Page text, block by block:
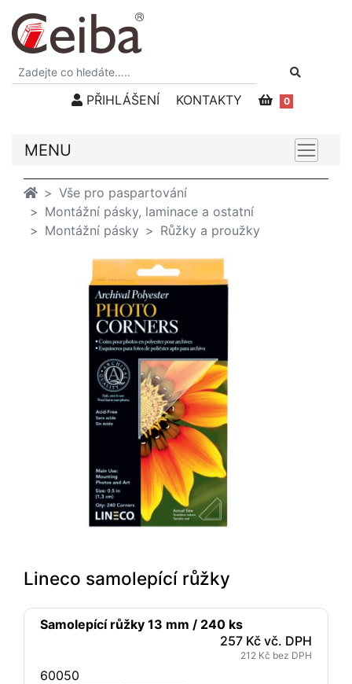
PŘIHLÁŠENÍ KONTAKTY 0
MENU
Vše pro paspartování
Montážní pásky, laminace a ostatní
Montážní pásky
Růžky a proužky
Lineco samolepící růžky
Samolepící růžky 13 mm / 240 ks
257 Kč vč. DPH
212 Kč bez DPH
60050